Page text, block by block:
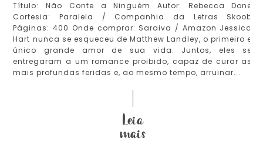
Título: Não Conte a Ninguém Autor: Rebecca Done
Cortesia: Paralela / Companhia da Letras Skoob
Páginas: 400 Onde comprar: Saraiva / Amazon Jessica
Hart nunca se esqueceu de Matthew Landley, o primeiro e
único grande amor de sua vida. Juntos, eles se
entregaram a um romance proibido, capaz de curar as
mais profundas feridas e, ao mesmo tempo, arruinar...